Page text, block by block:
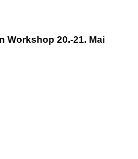
Workshop 20.-21. Mai